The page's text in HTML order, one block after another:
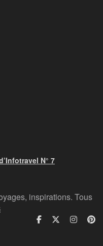
N° 7
inspirations. Tous